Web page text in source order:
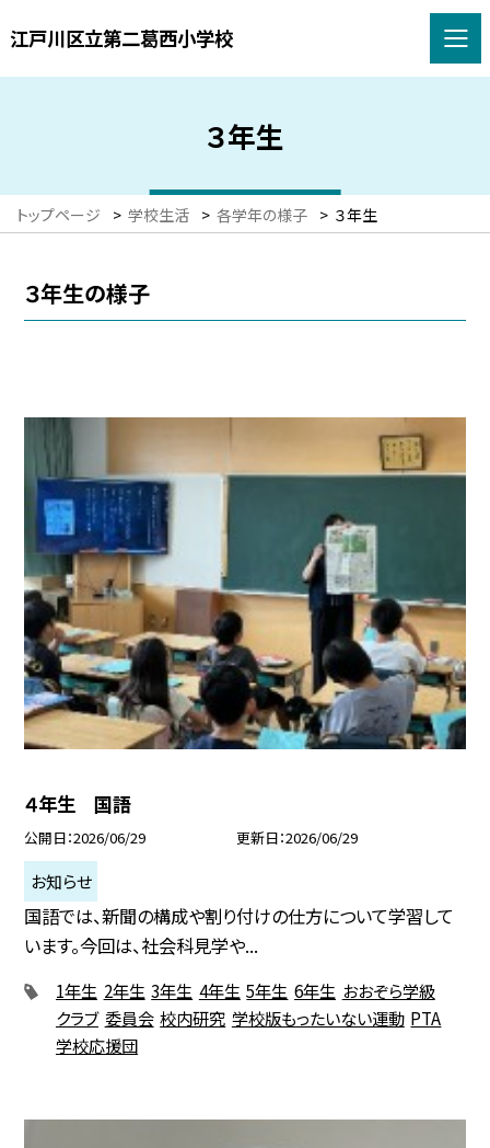
江戸川区立第二葛西小学校
３年生
トップページ > 学校生活 > 各学年の様子 > ３年生
３年生の様子
４年生 国語
公開日 2026/06/29 更新日 2026/06/29
お知らせ
国語では、新聞の構成や割り付けの仕方について学習して
います。今回は、社会科見学や...
1年生 2年生 3年生 4年生 5年生 6年生 おおぞら学級
クラブ 委員会 校内研究 学校版もったいない運動 PTA
学校応援団